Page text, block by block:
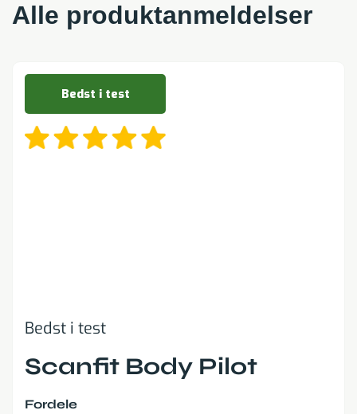
Alle produktanmeldelser
Bedst i test
Bedst i test
Scanfit Body Pilot
Fordele